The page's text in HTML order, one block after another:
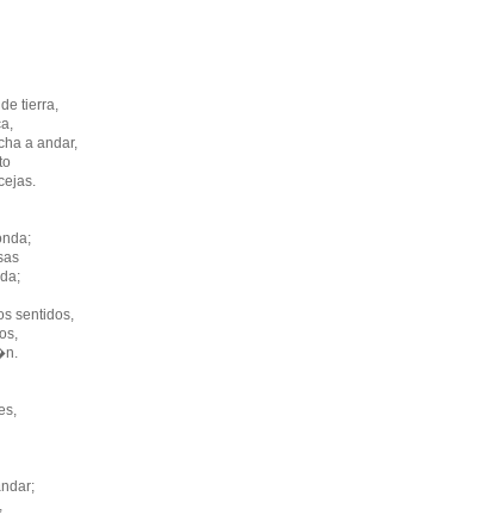
tierra,
a andar,
sentidos,